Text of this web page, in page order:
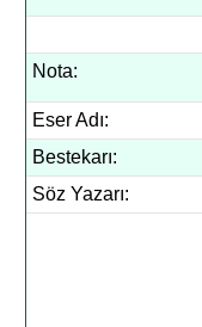
Nota:
Eser Adı:
Bestekarı:
Söz Yazarı: